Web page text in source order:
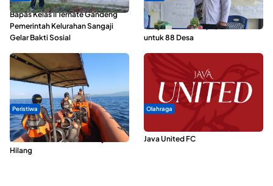
Bapas Kelas II Ternate Gandeng
Pemerintah Kelurahan Sangaji
Gelar Bakti Sosial
ABDESI Morotai Apresiasi
Penyaluran ADD Rp3,13 Miliar
untuk 88 Desa
Peristiwa
Dua Longboat Bertabrakan di
Perairan Taliabu, Satu Nelayan
Hilang
Olahraga
Dari Malut United Berubah Jadi
Java United FC